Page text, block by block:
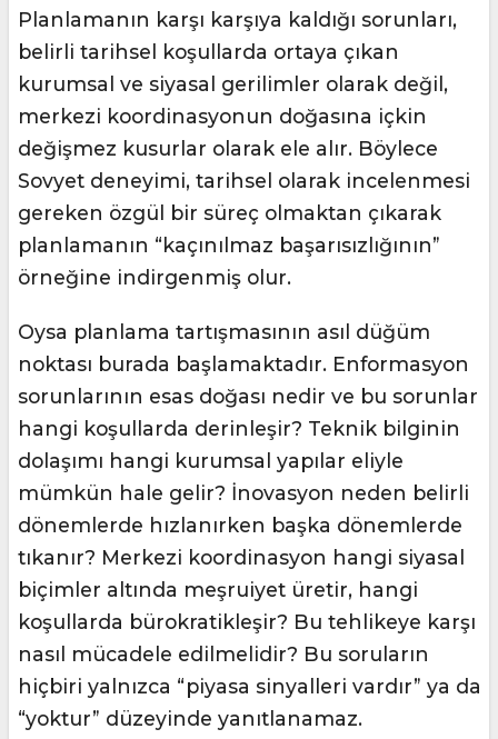
Planlamanın karşı karşıya kaldığı sorunları,
belirli tarihsel koşullarda ortaya çıkan
kurumsal ve siyasal gerilimler olarak değil,
merkezi koordinasyonun doğasına içkin
değişmez kusurlar olarak ele alır. Böylece
Sovyet deneyimi, tarihsel olarak incelenmesi
gereken özgül bir süreç olmaktan çıkarak
planlamanın “kaçınılmaz başarısızlığının”
örneğine indirgenmiş olur.
Oysa planlama tartışmasının asıl düğüm
noktası burada başlamaktadır. Enformasyon
sorunlarının esas doğası nedir ve bu sorunlar
hangi koşullarda derinleşir? Teknik bilginin
dolaşımı hangi kurumsal yapılar eliyle
mümkün hale gelir? İnovasyon neden belirli
dönemlerde hızlanırken başka dönemlerde
tıkanır? Merkezi koordinasyon hangi siyasal
biçimler altında meşruiyet üretir, hangi
koşullarda bürokratikleşir? Bu tehlikeye karşı
nasıl mücadele edilmelidir? Bu soruların
hiçbiri yalnızca “piyasa sinyalleri vardır” ya da
“yoktur” düzeyinde yanıtlanamaz.